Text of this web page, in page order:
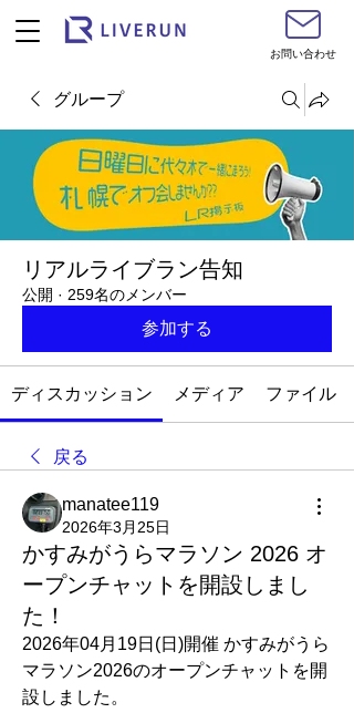
お問い合わせ
グループ
リアルライブラン告知
公開 · 259名のメンバー
参加する
ディスカッション メディア ファイル
戻る
manatee119
2026年3月25日
かすみがうらマラソン 2026 オ
ープンチャットを開設しまし
た！
2026年04月19日(日)開催 かすみがうら
マラソン2026のオープンチャットを開
設しました。